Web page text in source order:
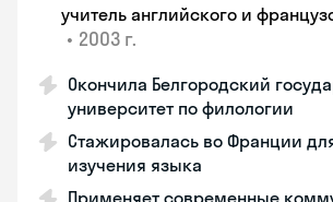
учитель английского и
• 2003 г.
Окончила Белгородский
университет по филологии
Стажировалась во Франции
изучения языка
Применяет современные